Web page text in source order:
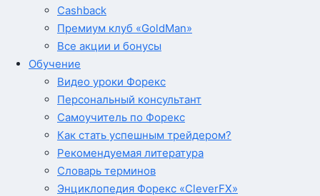
Cashback
Премиум клуб «GoldMan»
Все акции и бонусы
Обучение
Видео уроки Форекс
Персональный консультант
Самоучитель по Форекс
Как стать успешным трейдером?
Рекомендуемая литература
Словарь терминов
Энциклопедия Форекс «CleverFX»